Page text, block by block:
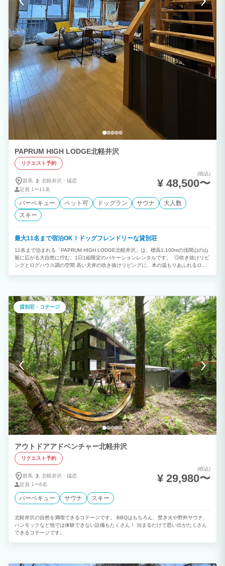
PAPRUM HIGH LODGE北軽井沢
リクエスト予約
群馬 北軽井沢・ 嬬恋
定員 1〜11名
(税込)
¥ 48,500〜
バーベキュー ペット可 ドッグラン サウナ
大人数
スキー
最大11名まで宿泊OK！ドッグフレンドリーな貸別荘
11名まで泊まれる「PAPRUM HIGH LODGE北軽井沢」は、標高1,100mの浅間山の山
裾に広がる大自然に佇む、1日1組限定のバケーションレンタルです。 ◎吹き抜けリビ
ングとログハウス調の空間 高い天井の吹き抜けリビングに、木の温もりあふれるログ
森の中とは思えない特別なシアター空間を楽しめます。 ◎快適なキッチン＆薪ストー
ブ キッチンは3口IHコンロ＆広々調理スペースで、大人数での食事作りもスムーズ。
冬季はハンターストーブ「ASPECT8」の薪ストーブで暖かく過ごせます。
『PAPRUM HIGH LODGE北軽井沢北軽井沢のポイント』 ▼ 愛犬に優しい充実設備
お庭がございますので、お散歩していただけます。※柵で囲われていないため、必ずリ
ードをご使用ください。 ベッドやソファも愛犬と一緒。 ▼ 森林浴を楽しみながらの
バーベキュー 無料BBQセット付き！(※炭・食材はご持参ください) 小型Bluetoothオー
ディオで音楽を楽しめる。 広々屋根付きウッドデッキで雨の日も安心！ ▼テントサウ
ナで”ととのう”体験 税込5,500円/組(薪＆アロマオイル込) 最大6名利用可能な国産テン
トサウナ。 北軽井沢の天然水を使った水風呂でクールダウン。 インフィニティチェア
完備。好きなだけロウリュし放題！ 【基本情報】 ✓1日1組限定のバケーションレン
タル(最大11名まで可) ✓雄大な「浅間山」山裾に広がる標高1,100mの避暑地 ✓Wi-Fi
完備で大自然ワーケーションができる ✓東京駅から車で約2時間50分 ✓1F、2Fに寝室
があるので複数ファミリーでの利用にも
貸別荘・コテージ
アウトドアアドベンチャー北軽井沢
リクエスト予約
群馬 北軽井沢・ 嬬恋
定員 1〜6名
(税込)
¥ 29,980〜
バーベキュー サウナ スキー
北軽井沢の自然を満喫できるコテージです。 BBQはもちろん、焚き火や野外サウナ、
ハンモックなど他では体験できない設備もたくさん！ 泊まるだけで思い出がたくさん
できるコテージです。